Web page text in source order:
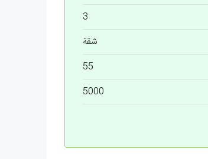
3
شقة
55
5000